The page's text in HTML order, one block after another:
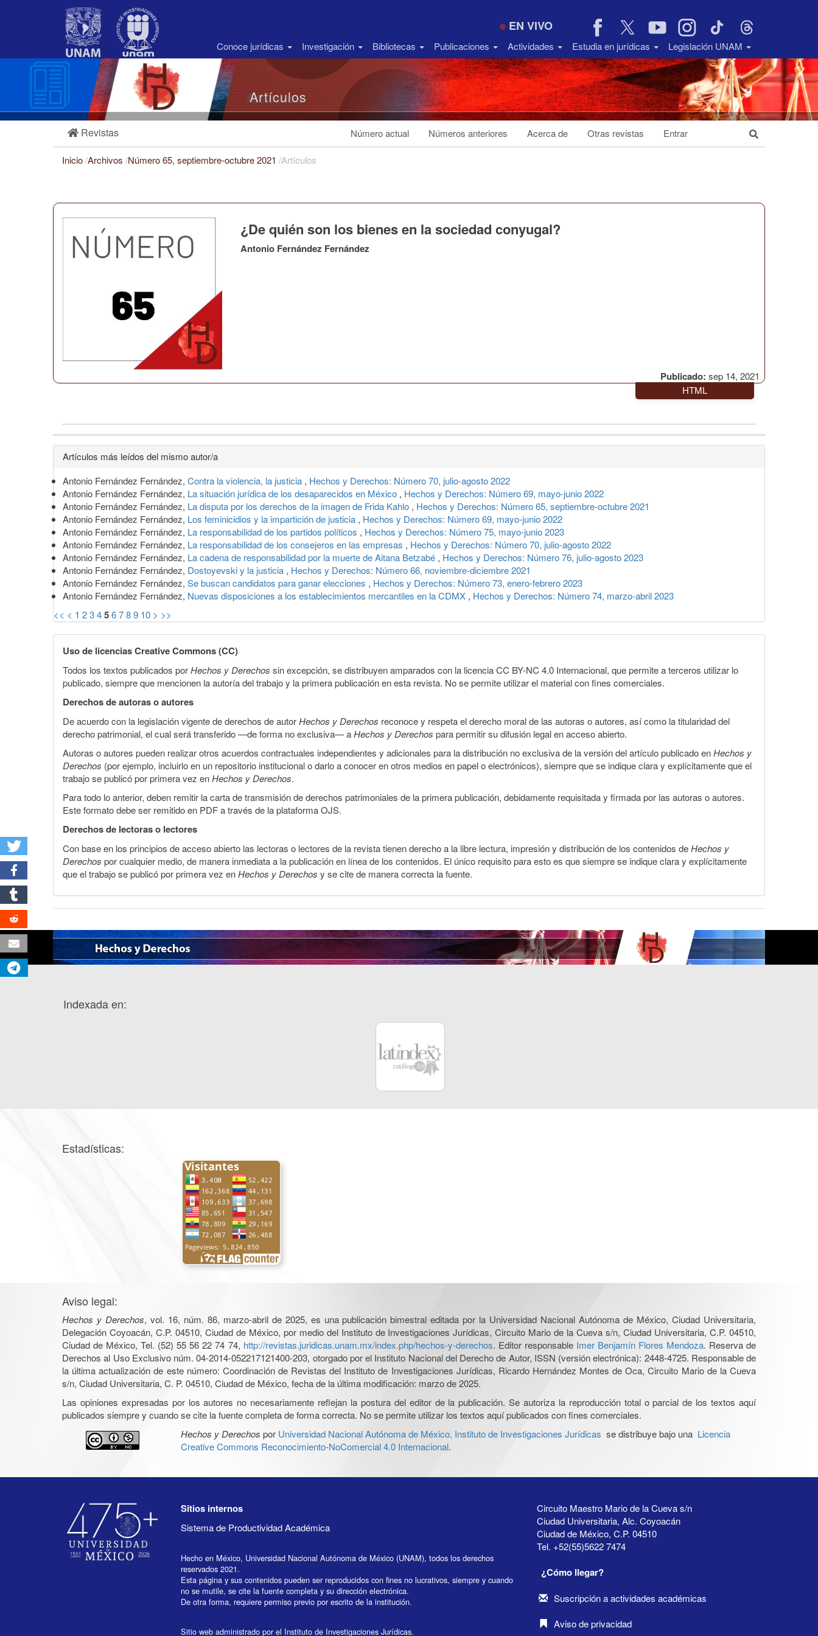
Barra
EN VIVO
Conoce jurídicas Investigación Bibliotecas Publicaciones Actividades Estudia en jurídicas Legislación UNAM
Artículos
Revistas Número actual Números anteriores Acerca de Otras revistas Entrar
Inicio/Archivos /Número 65, septiembre-octubre 2021 /Artículos
Publicado: sep 14, 2021
¿De quién son los bienes en la sociedad conyugal?
Antonio Fernández Fernández
HTML
Detalles
del
artículo
Artículos más leídos del mismo autor/a
Antonio Fernández Fernández, Contra la violencia, la justicia , Hechos y Derechos: Número 70, julio-agosto 2022
Antonio Fernández Fernández, La situación jurídica de los desaparecidos en México , Hechos y Derechos: Número 69, mayo-junio 2022
Antonio Fernández Fernández, La disputa por los derechos de la imagen de Frida Kahlo , Hechos y Derechos: Número 65, septiembre-octubre 2021
Antonio Fernández Fernández, Los feminicidios y la impartición de justicia , Hechos y Derechos: Número 69, mayo-junio 2022
Antonio Fernández Fernández, La responsabilidad de los partidos políticos , Hechos y Derechos: Número 75, mayo-junio 2023
Antonio Fernández Fernández, La responsabilidad de los consejeros en las empresas , Hechos y Derechos: Número 70, julio-agosto 2022
Antonio Fernández Fernández, La cadena de responsabilidad por la muerte de Aitana Betzabé , Hechos y Derechos: Número 76, julio-agosto 2023
Antonio Fernández Fernández, Dostoyevski y la justicia , Hechos y Derechos: Número 66, noviembre-diciembre 2021
Antonio Fernández Fernández, Se buscan candidatos para ganar elecciones , Hechos y Derechos: Número 73, enero-febrero 2023
Antonio Fernández Fernández, Nuevas disposiciones a los establecimientos mercantiles en la CDMX , Hechos y Derechos: Número 74, marzo-abril 2023
<< < 1 23456789 10 > >>
Uso de licencias Creative Commons (CC)
Todos los textos publicados porHechos y Derechos sin excepción, se distribuyen amparados con la licencia CC BY-NC 4.0 Internacional, que permite a terceros utilizar lo
publicado, siempre que mencionen la autoría del trabajo y la primera publicación en esta revista. No se permite utilizar el material con fines comerciales.
Derechos de autoras o autores
De acuerdo con la legislación vigente de derechos de autorHechos y Derechos reconoce y respeta el derecho moral de las autoras o autores, así como la titularidad del
derecho patrimonial, el cual será transferido —de forma no exclusiva— aHechos y Derechos para permitir su difusión legal en acceso abierto.
Autoras o autores pueden realizar otros acuerdos contractuales independientes y adicionales para la distribución no exclusiva de la versión del artículo publicado enHechos y
Derechos (por ejemplo, incluirlo en un repositorio institucional o darlo a conocer en otros medios en papel o electrónicos), siempre que se indique clara y explícitamente que el
trabajo se publicó por primera vez enHechos y Derechos.
Para todo lo anterior, deben remitir la carta de transmisión de derechos patrimoniales de la primera publicación, debidamente requisitada y firmada por las autoras o autores.
Este formato debe ser remitido en PDF a través de la plataforma OJS.
Derechos de lectoras o lectores
Con base en los principios de acceso abierto las lectoras o lectores de la revista tienen derecho a la libre lectura, impresión y distribución de los contenidos deHechos y
Derechos por cualquier medio, de manera inmediata a la publicación en línea de los contenidos. El único requisito para esto es que siempre se indique clara y explícitamente
que el trabajo se publicó por primera vez enHechos y Derechos y se cite de manera correcta la fuente.
Indexada en:
Estadísticas:
Aviso legal:
Hechos y Derechos, vol. 16, núm. 86, marzo-abril de 2025, es una publicación bimestral editada por la Universidad Nacional Autónoma de México, Ciudad Universitaria,
Delegación Coyoacán, C.P. 04510, Ciudad de México, por medio del Instituto de Investigaciones Jurídicas, Circuito Mario de la Cueva s/n, Ciudad Universitaria, C.P. 04510,
Ciudad de México, Tel. (52) 55 56 22 74 74, http://revistas.juridicas.unam.mx/index.php/hechos-y-derechos. Editor responsable Imer Benjamín Flores Mendoza. Reserva de
Derechos al Uso Exclusivo núm. 04-2014-052217121400-203, otorgado por el Instituto Nacional del Derecho de Autor, ISSN (versión electrónica): 2448-4725. Responsable de
la última actualización de este número: Coordinación de Revistas del Instituto de Investigaciones Jurídicas, Ricardo Hernández Montes de Oca, Circuito Mario de la Cueva
s/n, Ciudad Universitaria, C. P. 04510, Ciudad de México, fecha de la última modificación: marzo de 2025.
Las opiniones expresadas por los autores no necesariamente reflejan la postura del editor de la publicación. Se autoriza la reproducción total o parcial de los textos aquí
publicados siempre y cuando se cite la fuente completa de forma correcta. No se permite utilizar los textos aquí publicados con fines comerciales.
Hechos y Derechos por Universidad Nacional Autónoma de México, Instituto de Investigaciones Jurídicas se distribuye bajo una Licencia
Creative Commons Reconocimiento-NoComercial 4.0 Internacional.
Sitios internos
Sistema de Productividad Académica
Hecho en México, Universidad Nacional Autónoma de México (UNAM), todos los derechos
reservados 2021.
Esta página y sus contenidos pueden ser reproducidos con fines no lucrativos, siempre y cuando
no se mutile, se cite la fuente completa y su dirección electrónica.
De otra forma, requiere permiso previo por escrito de la institución.
Sitio web administrado por el Instituto de Investigaciones Jurídicas.
Circuito Maestro Mario de la Cueva s/n
Ciudad Universitaria, Alc. Coyoacán
Ciudad de México, C.P. 04510
Tel. +52(55)5622 7474
¿Cómo llegar?
Suscripción a actividades académicas
Aviso de privacidad